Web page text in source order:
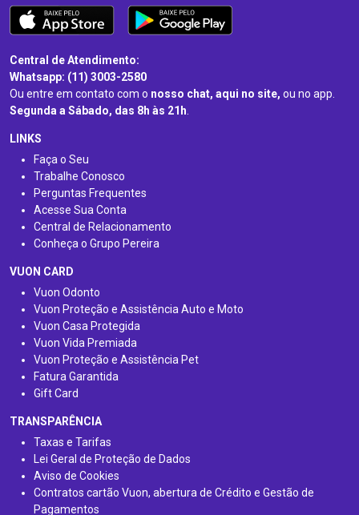
Central de Atendimento:
Whatsapp: (11) 3003-2580
Ou entre em contato com o nosso chat, aqui no site, ou no app.
Segunda a Sábado, das 8h às 21h.
LINKS
Faça o Seu
Trabalhe Conosco
Perguntas Frequentes
Acesse Sua Conta
Central de Relacionamento
Conheça o Grupo Pereira
VUON CARD
Vuon Odonto
Vuon Proteção e Assistência Auto e Moto
Vuon Casa Protegida
Vuon Vida Premiada
Vuon Proteção e Assistência Pet
Fatura Garantida
Gift Card
TRANSPARÊNCIA
Taxas e Tarifas
Lei Geral de Proteção de Dados
Aviso de Cookies
Contratos cartão Vuon, abertura de Crédito e Gestão de
Pagamentos